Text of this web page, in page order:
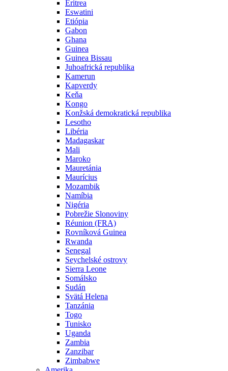
Eritrea
Eswatini
Etiópia
Gabon
Ghana
Guinea
Guinea Bissau
Juhoafrická republika
Kamerun
Kapverdy
Keňa
Kongo
Konžská demokratická republika
Lesotho
Libéria
Madagaskar
Mali
Maroko
Mauretánia
Maurícius
Mozambik
Namíbia
Nigéria
Pobrežie Slonoviny
Réunion (FRA)
Rovníková Guinea
Rwanda
Senegal
Seychelské ostrovy
Sierra Leone
Somálsko
Sudán
Svätá Helena
Tanzánia
Togo
Tunisko
Uganda
Zambia
Zanzibar
Zimbabwe